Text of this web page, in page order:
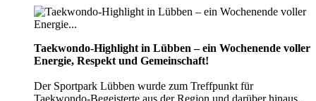
Taekwondo-Highlight in Lübben – ein Wochenende voller
Energie, Respekt und Gemeinschaft!
Der Sportpark Lübben wurde zum Treffpunkt für
Taekwondo-Begeisterte aus der Region und darüber hinaus.